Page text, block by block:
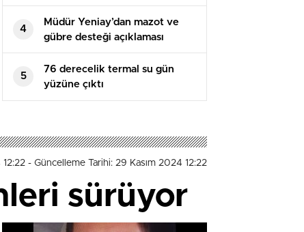
4
Müdür Yeniay’dan mazot ve
gübre desteği açıklaması
5
76 derecelik termal su gün
yüzüne çıktı
12:22 - Güncelleme Tarihi: 29 Kasım 2024 12:22
sürüyor